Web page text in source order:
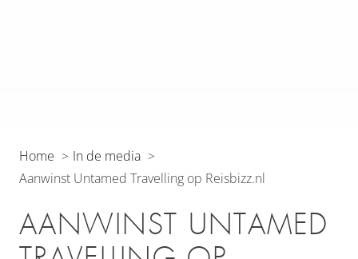
Home
In de media
Aanwinst Untamed Travelling op Reisbizz.nl
AANWINST UNTAMED